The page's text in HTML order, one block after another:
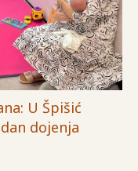
U Špišić
dojenja